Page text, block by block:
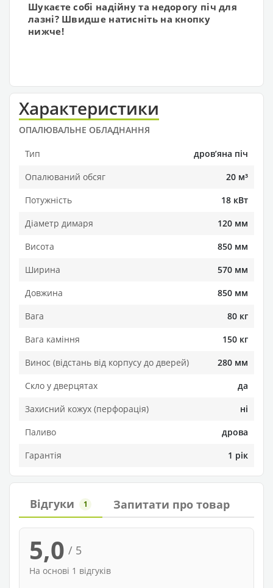
Шукаєте собі надійну та недорогу піч для
лазні? Швидше натисніть на кнопку
нижче!
Характеристики
ОПАЛЮВАЛЬНЕ ОБЛАДНАННЯ
Тип
дровʼяна піч
Опалюваний обсяг
20 м³
Потужність
18 кВт
Діаметр димаря
120 мм
Висота
850 мм
Ширина
570 мм
Довжина
850 мм
Вага
80 кг
Вага каміння
150 кг
Винос (відстань від корпусу до дверей)
280 мм
Скло у дверцятах
да
Захисний кожух (перфорація)
ні
Паливо
дрова
Гарантія
1 рік
Відгуки 1 Запитати про товар
5,0 / 5
На основі 1 відгуків